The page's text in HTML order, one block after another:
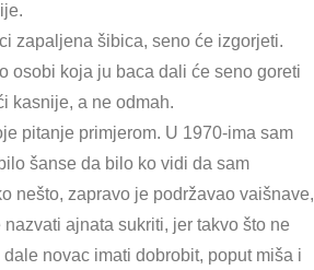
zapaljena šibica, seno će izgorjeti.
osobi koja ju baca dali će seno goreti
kasnije, a ne odmah.
pitanje primjerom. U 1970-ima sam
šanse da bilo ko vidi da sam
nešto, zapravo je podržavao vaišnave,
ajnata sukriti, jer takvo što ne
novac imati dobrobit, poput miša i